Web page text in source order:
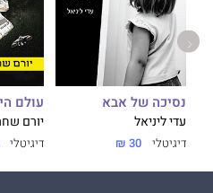
נסיכה של אבא
עדי ליניאל
דיגיטלי 30 ₪
עולם
יורם
דיגיטלי